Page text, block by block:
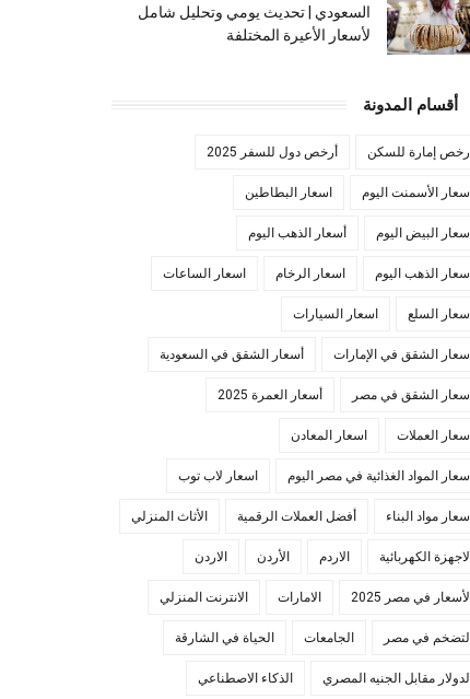
السعودي | تحديث يومي وتحليل شامل
لأسعار الأعيرة المختلفة
أقسام المدونة
أرخص إمارة للسكن أرخص دول للسفر 2025
أسعار الأسمنت اليوم اسعار البطاطين
أسعار البيض اليوم أسعار الذهب اليوم
اسعار الذهب اليوم اسعار الرخام اسعار الساعات
أسعار السلع اسعار السيارات
أسعار الشقق في الإمارات أسعار الشقق في السعودية
أسعار الشقق في مصر أسعار العمرة 2025
اسعار العملات اسعار المعادن
أسعار المواد الغذائية في مصر اليوم اسعار لاب توب
أسعار مواد البناء أفضل العملات الرقمية الأثاث المنزلي
الاجهزة الكهربائية الاردم الأردن الاردن
الأسعار في مصر 2025 الامارات الانترنت المنزلي
التضخم في مصر الجامعات الحياة في الشارقة
الدولار مقابل الجنيه المصري الذكاء الاصطناعي